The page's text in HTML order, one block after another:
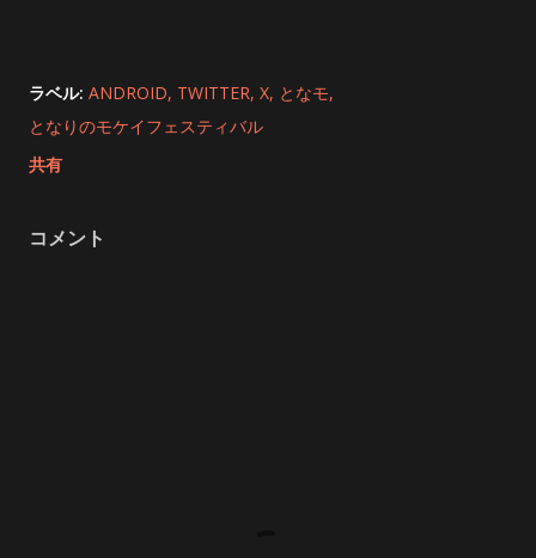
ラベル: ANDROID TWITTER X となモ
となりのモケイフェスティバル
共有
コメント